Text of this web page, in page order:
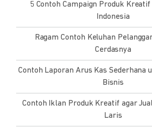
5 Contoh Campaign Produk Kreatif
Indonesia
Ragam Contoh Keluhan
Cerdasnya
Contoh Laporan Arus Kas Sederhana
Bisnis
Contoh Iklan Produk Kreatif agar
Laris